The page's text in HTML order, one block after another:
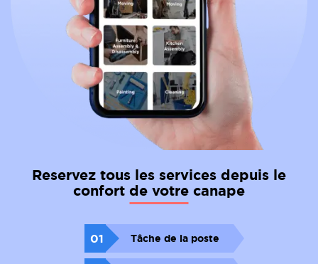
Reservez tous les services depuis le
confort de votre canape
01 Tâche de la poste